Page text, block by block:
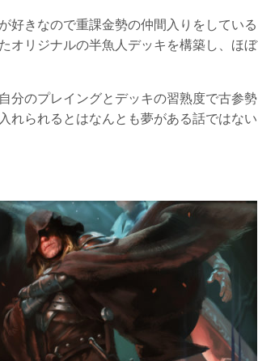
好きなので重課金勢の仲間入りをしている
オリジナルの半魚人デッキを構築し、ほぼ
分のプレイングとデッキの習熟度で古参勢
れられるとはなんとも夢がある話ではない